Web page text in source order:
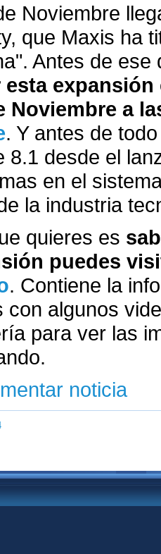
Noviembre
que Maxis ha
Antes de
esta
Noviembre a
. Y antes de
8.1 desde el
en el
la industria
quieres es
puedes
. Contiene la
con algunos
para ver las
noticia